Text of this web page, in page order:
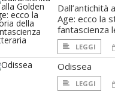
Dall’antichità
Age: ecco la
fantascienza
LEGGI
Odissea
LEGGI